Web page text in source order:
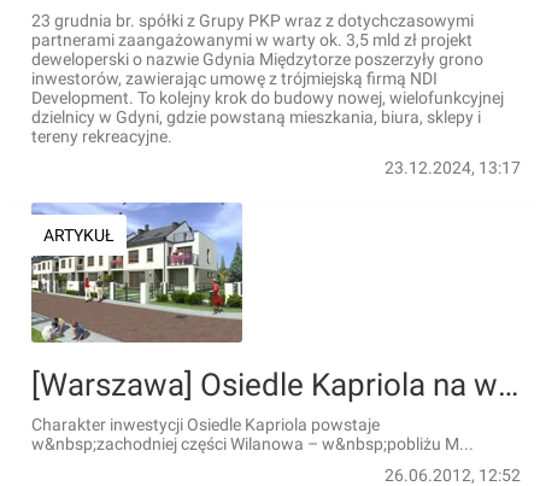
23 grudnia br. spółki z Grupy PKP wraz z dotychczasowymi
partnerami zaangażowanymi w warty ok. 3,5 mld zł projekt
deweloperski o nazwie Gdynia Międzytorze poszerzyły grono
inwestorów, zawierając umowę z trójmiejską firmą NDI
Development. To kolejny krok do budowy nowej, wielofunkcyjnej
dzielnicy w Gdyni, gdzie powstaną mieszkania, biura, sklepy i
tereny rekreacyjne.
23.12.2024, 13:17
ARTYKUŁ
[Warszawa] Osiedle Kapriola na warszawskim Wilanowie
Charakter inwestycji Osiedle Kapriola powstaje
w&nbsp;zachodniej części Wilanowa – w&nbsp;pobliżu M...
26.06.2012, 12:52